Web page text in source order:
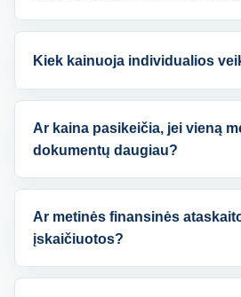
Kiek kainuoja individualios
Ar kaina pasikeičia, jei vieną
dokumentų daugiau?
Ar metinės finansinės
įskaičiuotos?